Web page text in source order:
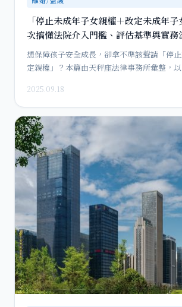
「停止未成年子女親權＋改定未成年
次搞懂法院介入門檻、評估基準與實務
想保障孩子安全成長，卻拿不準該聲請「停
定親權」？本篇由天秤座法律事務所彙整，
2025.09.18